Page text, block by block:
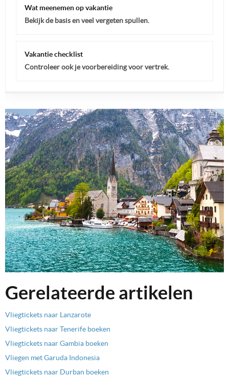
Wat meenemen op vakantie
Bekijk de basis en veel vergeten spullen.
Vakantie checklist
Controleer ook je voorbereiding voor vertrek.
Gerelateerde artikelen
Vliegtickets naar Lanzarote
Vliegtickets naar Tenerife boeken
Vliegtickets naar Gambia boeken
Vliegen met Garuda Indonesia
Vliegtickets naar Durban boeken